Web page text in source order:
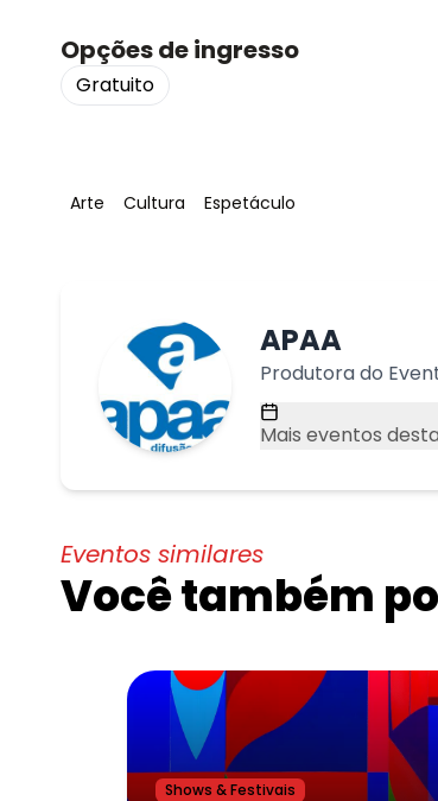
Opções de ingresso
Gratuito
Tag:
Arte Tag:
Cultura Tag:
Espetáculo
APAA
Produtora do
Mais eventos
Eventos similares
Você também
Shows & Festivais